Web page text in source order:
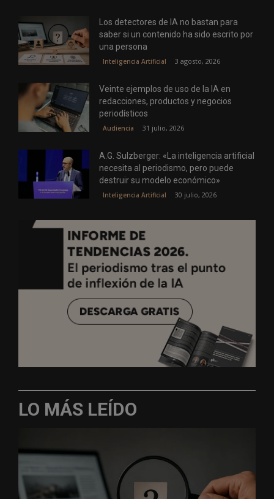
Los detectores de IA no bastan para
saber si un contenido ha sido escrito por
una persona
Inteligencia Artificial 3 agosto, 2026
Veinte ejemplos de uso de la IA en
redacciones, productos y negocios
periodísticos
Audiencia 31 julio, 2026
A.G. Sulzberger: «La inteligencia artificial
necesita al periodismo, pero puede
destruir su modelo económico»
Inteligencia Artificial 30 julio, 2026
LO MÁS LEÍDO